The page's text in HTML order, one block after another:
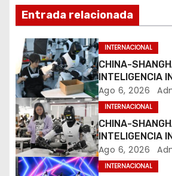
ó
n
d
e
e
n
Entrada relacionada
INTERNACIONAL
CHINA-
INTELIGENCIA
Ago 6, 2026
INTERNACIONAL
CHINA-
INTELIGENCIA
Ago 6, 2026
INTERNACIONAL